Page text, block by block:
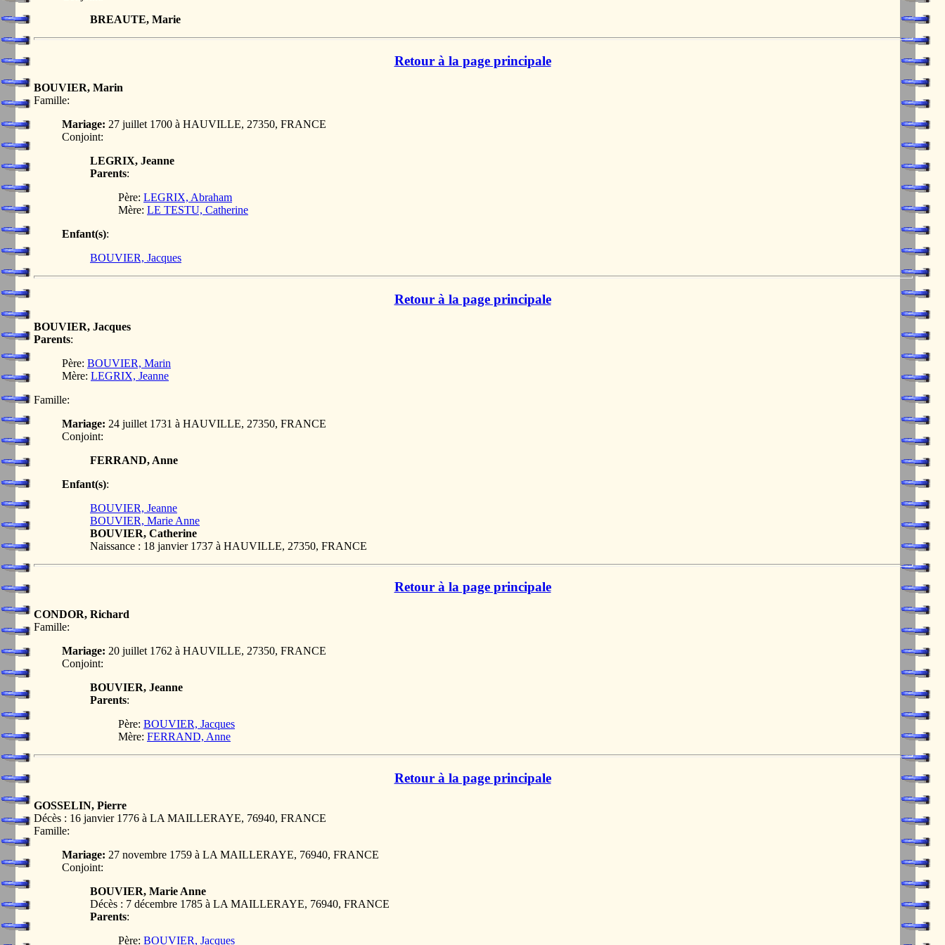
BREAUTE, Marie
Retour à la page principale
BOUVIER, Marin
Famille:
Mariage: 27 juillet 1700 à HAUVILLE, 27350, FRANCE
Conjoint:
LEGRIX, Jeanne
Parents:
Père: LEGRIX, Abraham
Mère: LE TESTU, Catherine
Enfant(s):
BOUVIER, Jacques
Retour à la page principale
BOUVIER, Jacques
Parents:
Père: BOUVIER, Marin
Mère: LEGRIX, Jeanne
Famille:
Mariage: 24 juillet 1731 à HAUVILLE, 27350, FRANCE
Conjoint:
FERRAND, Anne
Enfant(s):
BOUVIER, Jeanne
BOUVIER, Marie Anne
BOUVIER, Catherine
Naissance : 18 janvier 1737 à HAUVILLE, 27350, FRANCE
Retour à la page principale
CONDOR, Richard
Famille:
Mariage: 20 juillet 1762 à HAUVILLE, 27350, FRANCE
Conjoint:
BOUVIER, Jeanne
Parents:
Père: BOUVIER, Jacques
Mère: FERRAND, Anne
Retour à la page principale
GOSSELIN, Pierre
Décès : 16 janvier 1776 à LA MAILLERAYE, 76940, FRANCE
Famille:
Mariage: 27 novembre 1759 à LA MAILLERAYE, 76940, FRANCE
Conjoint:
BOUVIER, Marie Anne
Décès : 7 décembre 1785 à LA MAILLERAYE, 76940, FRANCE
Parents:
Père: BOUVIER, Jacques